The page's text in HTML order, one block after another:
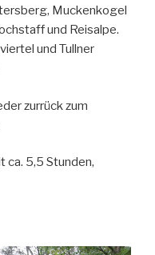
Muckenkogel
und Reisalpe.
und Tullner
zurrück zum
ca. 5,5 Stunden,